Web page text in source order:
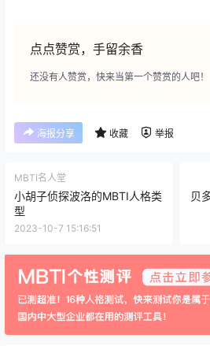
点点赞赏，手留余香
还没有人赞赏，快来当第一个赞赏的人吧！
海报分享 收藏 举报
MBTI名人堂
小胡子侦探波洛的MBTI人格类
型
2023-10-7 15:16:51
贝